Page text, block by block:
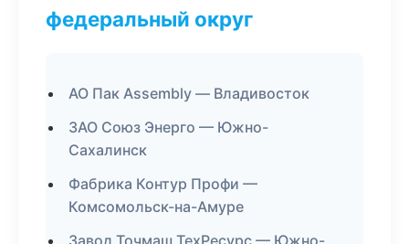
федеральный округ
АО Пак Assembly — Владивосток
ЗАО Союз Энерго — Южно-
Сахалинск
Фабрика Контур Профи —
Комсомольск-на-Амуре
Завод Точмаш ТехРесурс — Южно-